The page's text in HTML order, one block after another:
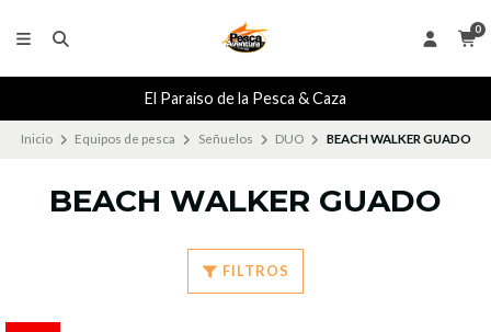
0
El Paraiso de la Pesca & Caza
Inicio Equipos de pesca Señuelos DUO BEACH WALKER GUADO
BEACH WALKER GUADO
FILTROS